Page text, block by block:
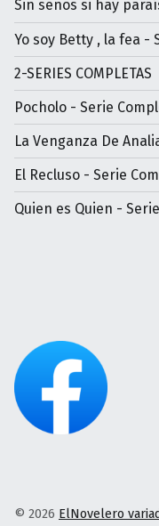
Sin senos si hay
Yo soy Betty , la fea -
2-SERIES COMPLETAS
Pocholo - Serie
La Venganza De
El Recluso - Serie
Quien es Quien -
© 2026 ElNovelero